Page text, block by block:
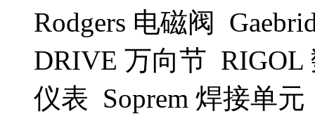
Rodgers 电磁阀
DRIVE 万向节 RIGOL
仪表 Soprem 焊接单